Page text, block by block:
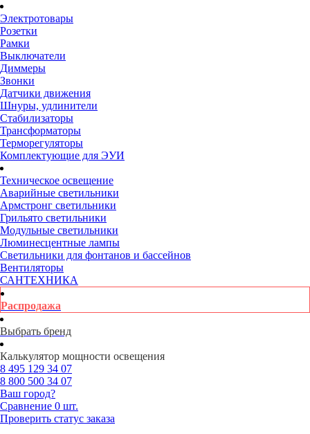
Электротовары
Розетки
Рамки
Выключатели
Диммеры
Звонки
Датчики движения
Шнуры, удлинители
Стабилизаторы
Трансформаторы
Терморегуляторы
Комплектующие для ЭУИ
Техническое освещение
Аварийные светильники
Армстронг светильники
Грильято светильники
Модульные светильники
Люминесцентные лампы
Светильники для фонтанов и бассейнов
Вентиляторы
САНТЕХНИКА
Распродажа
Выбрать бренд
Калькулятор мощности освещения
8 495 129 34 07
8 800 500 34 07
Ваш город?
Сравнение 0 шт.
Проверить статус заказа